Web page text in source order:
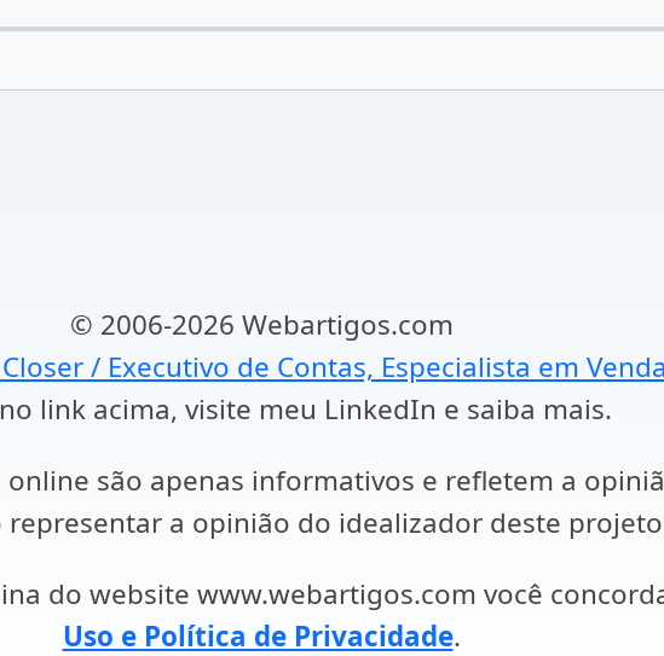
© 2006-2026 Webartigos.com
/ Executivo de Contas, Especialista em
link acima, visite meu LinkedIn e saiba mais.
são apenas informativos e refletem a
representar a opinião do idealizador deste
do website www.webartigos.com você
Uso e Política de Privacidade.